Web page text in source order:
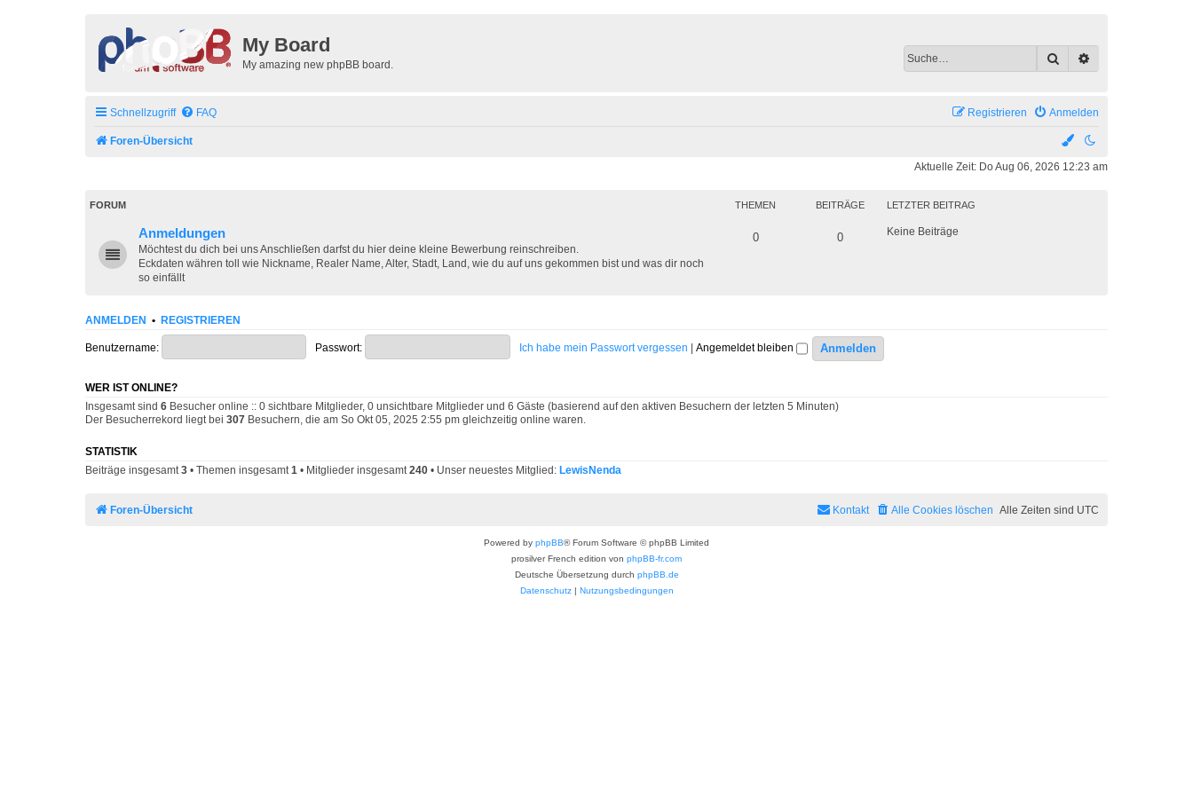
My Board
My amazing new phpBB board. Suche
Schnellzugriff FAQ Anmelden
Registrieren
Foren-Übersicht
Aktuelle Zeit: Do Aug 06, 2026 12:23 am
FORUM THEMEN BEITRÄGE LETZTER BEITRAG
Anmeldungen
Möchtest du dich bei uns Anschließen darfst du hier deine kleine Bewerbung reinschreiben.
Eckdaten währen toll wie Nickname, Realer Name, Alter, Stadt, Land, wie du auf uns gekommen bist und was dir noch
so einfällt
0 0 Keine Beiträge
ANMELDEN • REGISTRIEREN
Benutzername: Passwort: Ich habe mein Passwort vergessen Angemeldet bleiben
WER IST ONLINE?
Insgesamt sind 6 Besucher online :: 0 sichtbare Mitglieder, 0 unsichtbare Mitglieder und 6 Gäste (basierend auf den aktiven Besuchern der letzten 5 Minuten)
Der Besucherrekord liegt bei 307 Besuchern, die am So Okt 05, 2025 2:55 pm gleichzeitig online waren.
STATISTIK
Beiträge insgesamt3 • Themen insgesamt1 • Mitglieder insgesamt240 • Unser neuestes Mitglied: LewisNenda
Foren-Übersicht Alle Zeiten sind UTC
Alle Cookies löschen
Kontakt
Powered by phpBB® Forum Software © phpBB Limited
prosilver French edition von phpBB-fr.com
Deutsche Übersetzung durch phpBB.de
Datenschutz| Nutzungsbedingungen